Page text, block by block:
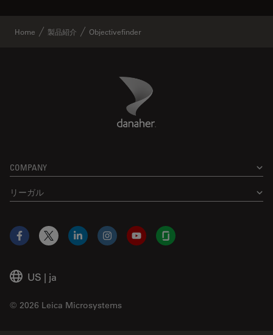
Home 製品紹介 Objectivefinder
Danaher Logo
COMPANY
リーガル
US | ja
© 2026 Leica Microsystems
Facebook
X LinkedInInstagramYouTubeGlassdoor